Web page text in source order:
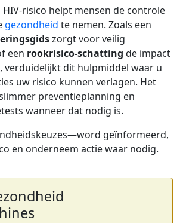
risico helpt mensen de controle
gezondheid te nemen. Zoals een
zorgt voor veilig
een rookrisico-schatting de impact
verduidelijkt dit hulpmiddel waar u
uw risico kunnen verlagen. Het
preventieplanning en
wanneer dat nodig is.
geïnformeerd,
en onderneem actie waar nodig.